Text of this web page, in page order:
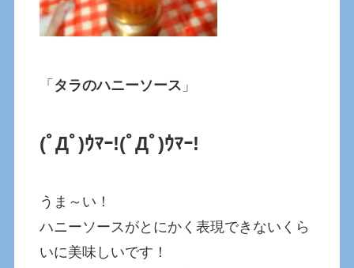
「 タラのハニーソース 」
(ﾟДﾟ)ｳﾏｰ!(ﾟДﾟ)ｳﾏｰ!
うま～い！
ハニーソースがとにかく表現できないくら
いに美味しいです！